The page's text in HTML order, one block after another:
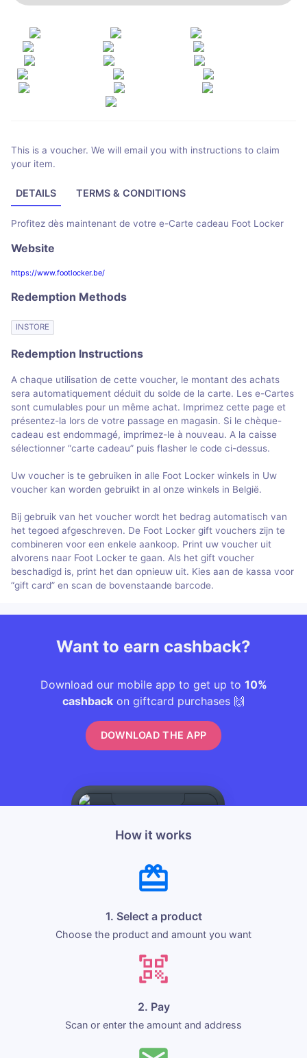
This is a voucher. We will email you with instructions to claim
your item.
DETAILS TERMS & CONDITIONS
Profitez dès maintenant de votre e-Carte cadeau Foot Locker
Website
https://www.footlocker.be/
Redemption Methods
INSTORE
Redemption Instructions
A chaque utilisation de cette voucher, le montant des achats
sera automatiquement déduit du solde de la carte. Les e-Cartes
sont cumulables pour un même achat. Imprimez cette page et
présentez-la lors de votre passage en magasin. Si le chèque-
cadeau est endommagé, imprimez-le à nouveau. A la caisse
sélectionner “carte cadeau” puis flasher le code ci-dessus.
Uw voucher is te gebruiken in alle Foot Locker winkels in Uw
voucher kan worden gebruikt in al onze winkels in België.
Bij gebruik van het voucher wordt het bedrag automatisch van
het tegoed afgeschreven. De Foot Locker gift vouchers zijn te
combineren voor een enkele aankoop. Print uw voucher uit
alvorens naar Foot Locker te gaan. Als het gift voucher
beschadigd is, print het dan opnieuw uit. Kies aan de kassa voor
“gift card” en scan de bovenstaande barcode.
Want to earn cashback?
Download our mobile app to get up to 10%
cashback on giftcard purchases 🙌
DOWNLOAD THE APP
How it works
1. Select a product
Choose the product and amount you want
2. Pay
Scan or enter the amount and address